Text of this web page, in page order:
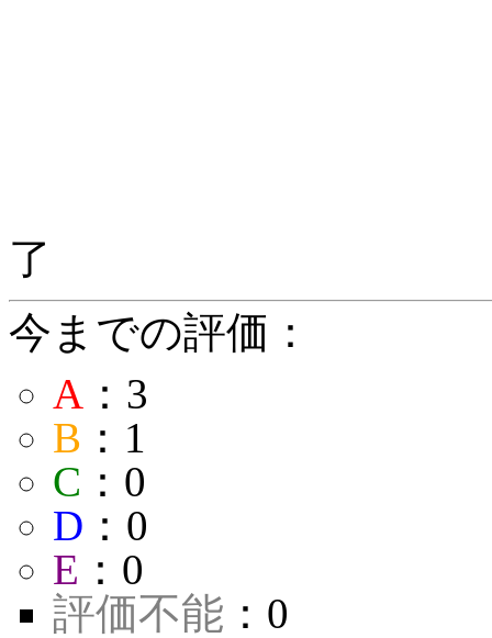
了
今までの評価：
A ：3
B ：1
C ：0
D ：0
E ：0
評価不能 ：0